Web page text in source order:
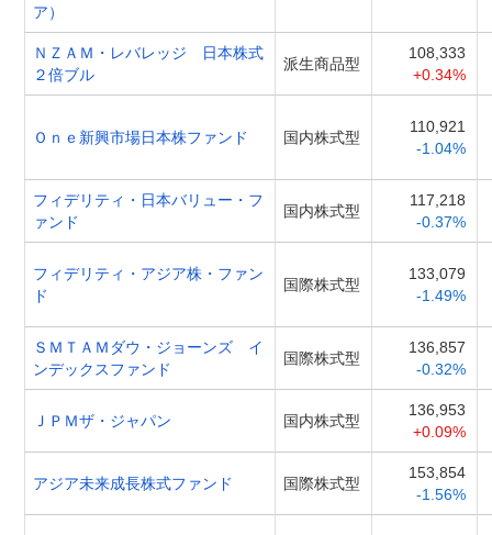
ア）
ＮＺＡＭ・レバレッジ 日本株式
２倍ブル
派生商品型
108,333
+0.34%
Ｏｎｅ新興市場日本株ファンド 国内株式型
110,921
-1.04%
フィデリティ・日本バリュー・フ
ァンド
国内株式型
117,218
-0.37%
フィデリティ・アジア株・ファン
ド
国際株式型
133,079
-1.49%
ＳＭＴＡＭダウ・ジョーンズ イ
ンデックスファンド
国際株式型
136,857
-0.32%
ＪＰＭザ・ジャパン 国内株式型
136,953
+0.09%
アジア未来成長株式ファンド 国際株式型
153,854
-1.56%